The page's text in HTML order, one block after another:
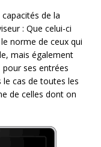
de la
: Que celui-ci
norme de ceux qui
mais également
pour ses entrées
le cas de toutes les
de celles dont on